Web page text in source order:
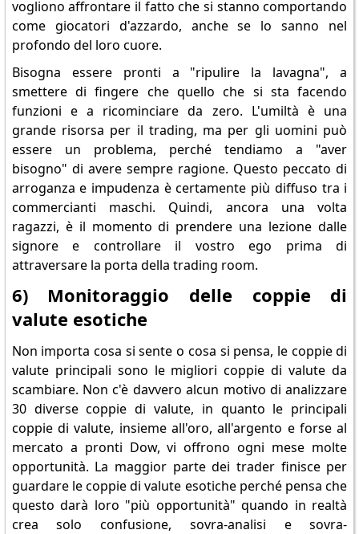
vogliono affrontare il fatto che si stanno comportando
come giocatori d'azzardo, anche se lo sanno nel
profondo del loro cuore.
Bisogna essere pronti a "ripulire la lavagna", a
smettere di fingere che quello che si sta facendo
funzioni e a ricominciare da zero. L'umiltà è una
grande risorsa per il trading, ma per gli uomini può
essere un problema, perché tendiamo a "aver
bisogno" di avere sempre ragione. Questo peccato di
arroganza e impudenza è certamente più diffuso tra i
commercianti maschi. Quindi, ancora una volta
ragazzi, è il momento di prendere una lezione dalle
signore e controllare il vostro ego prima di
attraversare la porta della trading room.
6) Monitoraggio delle coppie di
valute esotiche
Non importa cosa si sente o cosa si pensa, le coppie di
valute principali sono le migliori coppie di valute da
scambiare. Non c'è davvero alcun motivo di analizzare
30 diverse coppie di valute, in quanto le principali
coppie di valute, insieme all'oro, all'argento e forse al
mercato a pronti Dow, vi offrono ogni mese molte
opportunità. La maggior parte dei trader finisce per
guardare le coppie di valute esotiche perché pensa che
questo darà loro "più opportunità" quando in realtà
crea solo confusione, sovra-analisi e sovra-